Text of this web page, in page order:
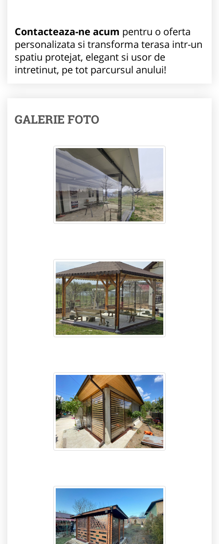
Contacteaza-ne acum pentru o oferta
personalizata si transforma terasa intr-un
spatiu protejat, elegant si usor de
intretinut, pe tot parcursul anului!
GALERIE FOTO